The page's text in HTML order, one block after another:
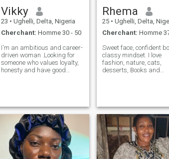
Vikky
23 • Ughelli, Delta, Nigeria
Cherchant: Homme 30 - 50
I'm an ambitious and career-
driven woman .Looking for
someone who values loyalty,
honesty and have good
good company 😊.
Rhema
25 • Ughelli, Delta,
Cherchant: Homme
Sweet face, confident
classy mindset. I love
fashion, nature, cats,
desserts, Books and
and I value my privacy
self-respect. Looki